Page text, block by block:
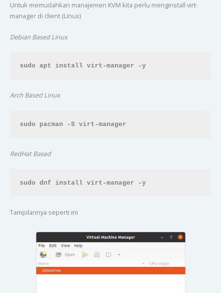
Untuk memudahkan manajemen KVM kita perlu menginstall virt-
manager di client (Linux)
Debian Based Linux
sudo apt install virt-manager -y
Arch Based Linux
sudo pacman -S virt-manager
RedHat Based
sudo dnf install virt-manager -y
Tampilannya seperti ini